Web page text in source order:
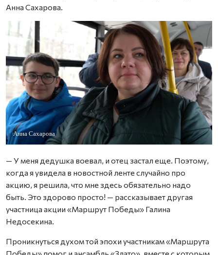
Анна Сахарова.
Анна Сахарова
— У меня дедушка воевал, и отец застал еще. Поэтому,
когда я увидела в новостной ленте случайно про
акцию, я решила, что мне здесь обязательно надо
быть. Это здорово просто! — рассказывает другая
участница акции «Маршрут Победы» Галина
Недосекина.
Проникнуться духом той эпохи участникам «Маршрута